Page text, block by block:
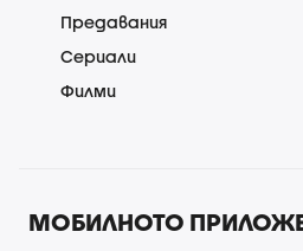
Предавания
Сериали
Филми
МОБИЛНОТО